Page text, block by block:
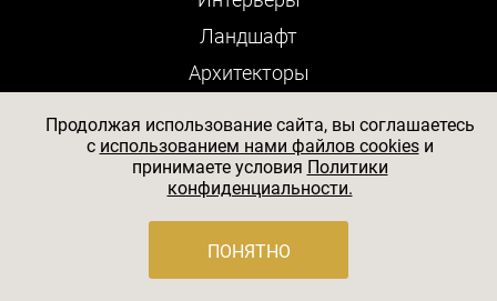
Ландшафт
Архитекторы
Люди
Выставки
Яхты
Отели
Продолжая использование сайта, вы соглашаетесь
c использованием нами файлов cookiesи
принимаете условия Политики
конфиденциальности.
ПОНЯТНО